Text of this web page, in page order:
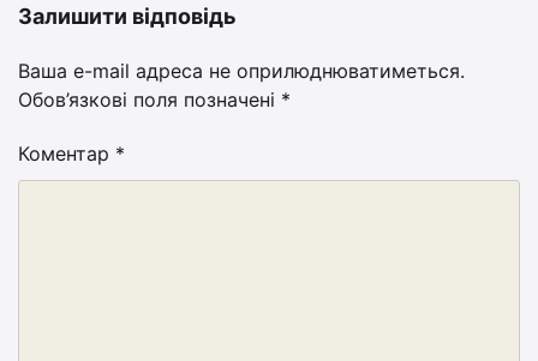
Залишити відповідь
Ваша e-mail адреса не оприлюднюватиметься.
Обов’язкові поля позначені *
Коментар *